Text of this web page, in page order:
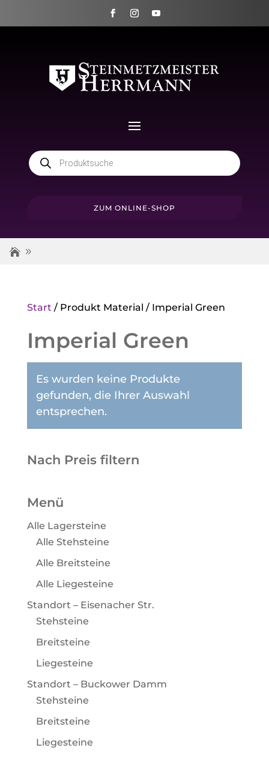
Products
search
ZUM ONLINE-SHOP
Start / Produkt Material / Imperial Green
Imperial Green
Es wurden keine Produkte
gefunden, die Ihrer Auswahl
entsprechen.
Nach Preis filtern
Menü
Alle Lagersteine
Alle Stehsteine
Alle Breitsteine
Alle Liegesteine
Standort – Eisenacher Str.
Stehsteine
Breitsteine
Liegesteine
Standort – Buckower Damm
Stehsteine
Breitsteine
Liegesteine